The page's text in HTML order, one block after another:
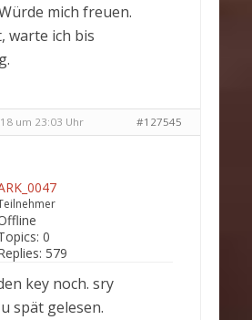
mich freuen.
warte ich bis
um 23:03 Uhr #127545
0
579
key noch. sry
spät gelesen.